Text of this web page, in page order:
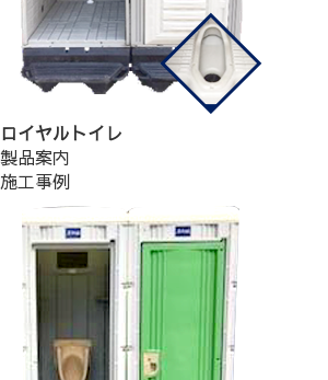
ロイヤルトイレ
製品案内
施工事例